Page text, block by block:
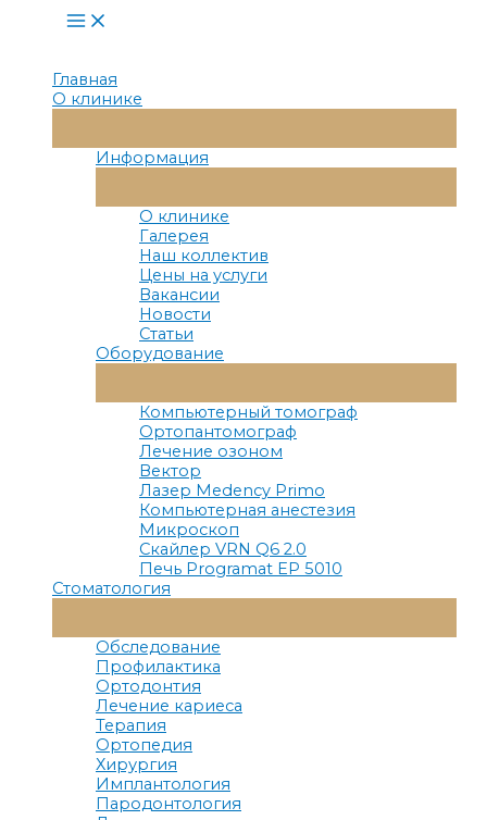
Main
Menu
Главная
О клинике
Меню
Информация
Меню
О клинике
Галерея
Наш коллектив
Цены на услуги
Вакансии
Новости
Статьи
Оборудование
Меню
Компьютерный томограф
Ортопантомограф
Лечение озоном
Вектор
Лазер Medency Primo
Компьютерная анестезия
Микроскоп
Скайлер VRN Q6 2.0
Печь Programat EP 5010
Стоматология
Меню
Обследование
Профилактика
Ортодонтия
Лечение кариеса
Терапия
Ортопедия
Хирургия
Имплантология
Пародонтология